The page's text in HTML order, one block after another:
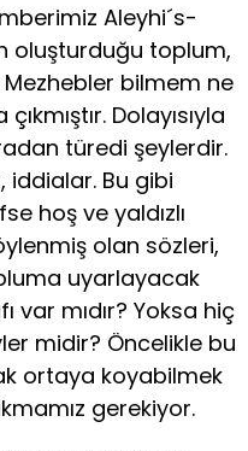
Aleyhi´s-
oluşturduğu toplum,
bilmem ne
Dolayısıyla
türedi şeylerdir.
Bu gibi
hoş ve yaldızlı
olan sözleri,
uyarlayacak
mıdır? Yoksa hiç
midir? Öncelikle bu
ortaya koyabilmek
gerekiyor.